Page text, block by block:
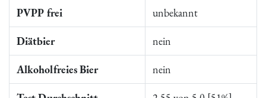
PVPP frei unbekannt
Diätbier nein
Alkoholfreies Bier nein